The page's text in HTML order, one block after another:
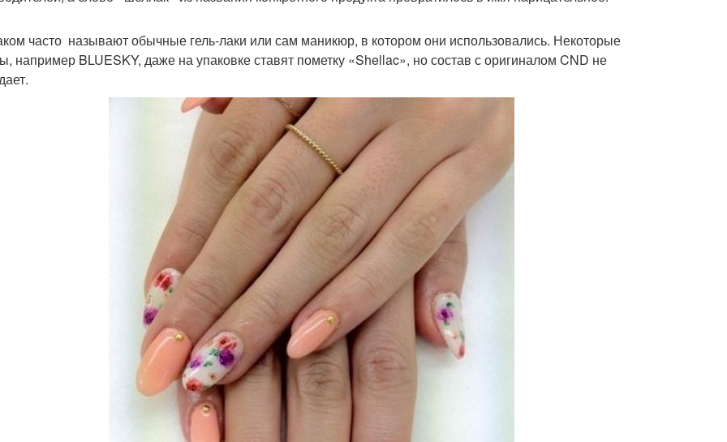
часто называют обычные гель-лаки или сам маникюр, в котором они использовались. Некоторые
например BLUESKY, даже на упаковке ставят пометку «Shellac», но состав с оригиналом CND не